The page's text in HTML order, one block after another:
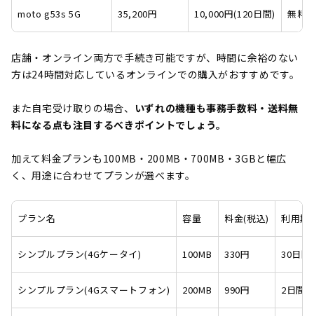
moto g53s 5G 35,200円 10,000円(120日間) 無料
店舗・オンライン両方で手続き可能ですが、時間に余裕のない
方は24時間対応しているオンラインでの購入がおすすめです。
また自宅受け取りの場合、
いずれの機種も事務手数料・送料無
料になる点も注目するべきポイントでしょう。
加えて料金プランも100MB・200MB・700MB・3GBと幅広
く、用途に合わせてプランが選べます。
プラン名 容量 料金(税込) 利用期
シンプルプラン(4Gケータイ) 100MB 330円 30日間
シンプルプラン(4Gスマートフォン) 200MB 990円 2日間